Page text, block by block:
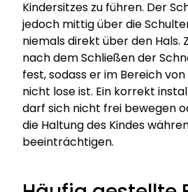
Kindersitzes zu führen. Der
jedoch mittig über die
niemals direkt über den Hals.
nach dem Schließen der
fest, sodass er im Bereich
nicht lose ist. Ein korrekt
darf sich nicht frei bewegen
die Haltung des Kindes
beeinträchtigen.